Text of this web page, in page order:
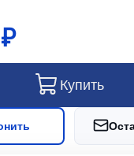
Купить